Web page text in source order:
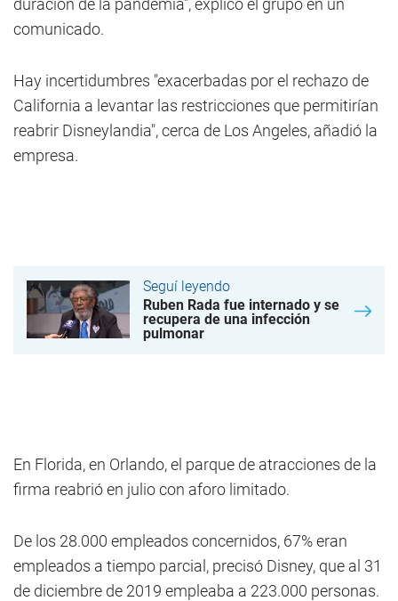
duración de la pandemia", explicó el grupo en un
comunicado.
Hay incertidumbres "exacerbadas por el rechazo de
California a levantar las restricciones que permitirían
reabrir Disneylandia", cerca de Los Angeles, añadió la
empresa.
Seguí leyendo
Ruben Rada fue internado y se
recupera de una infección
pulmonar
En Florida, en Orlando, el parque de atracciones de la
firma reabrió en julio con aforo limitado.
De los 28.000 empleados concernidos, 67% eran
empleados a tiempo parcial, precisó Disney, que al 31
de diciembre de 2019 empleaba a 223.000 personas.